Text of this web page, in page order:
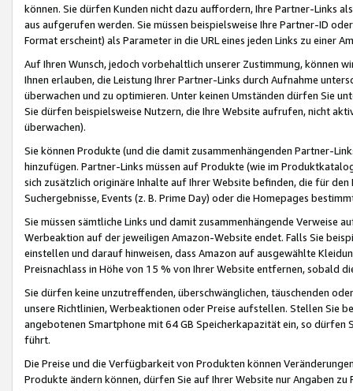
können. Sie dürfen Kunden nicht dazu auffordern, Ihre Partner-Links
aus aufgerufen werden. Sie müssen beispielsweise Ihre Partner-ID
Format erscheint) als Parameter in die URL eines jeden Links zu einer
Auf Ihren Wunsch, jedoch vorbehaltlich unserer Zustimmung, können
Ihnen erlauben, die Leistung Ihrer Partner-Links durch Aufnahme
überwachen und zu optimieren. Unter keinen Umständen dürfen Sie
Sie dürfen beispielsweise Nutzern, die Ihre Website aufrufen, nicht
überwachen).
Sie können Produkte (und die damit zusammenhängenden Partner-
hinzufügen. Partner-Links müssen auf Produkte (wie im
sich zusätzlich originäre Inhalte auf Ihrer Website befinden, die für
Suchergebnisse, Events (z. B. Prime Day) oder die Homepages
Sie müssen sämtliche Links und damit zusammenhängende
Werbeaktion auf der jeweiligen Amazon-Website endet. Falls Sie
einstellen und darauf hinweisen, dass Amazon auf ausgewählte
Preisnachlass in Höhe von 15 % von Ihrer Website entfernen, sobald
Sie dürfen keine unzutreffenden, überschwänglichen, täuschenden
unsere Richtlinien, Werbeaktionen oder Preise aufstellen. Stellen Sie
angebotenen Smartphone mit 64 GB Speicherkapazität ein, so dürfen
führt.
Die Preise und die Verfügbarkeit von Produkten können
Produkte ändern können, dürfen Sie auf Ihrer Website nur Angaben